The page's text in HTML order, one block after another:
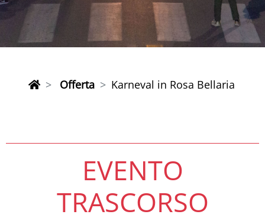
Offerta Karneval in Rosa Bellaria
EVENTO
TRASCORSO